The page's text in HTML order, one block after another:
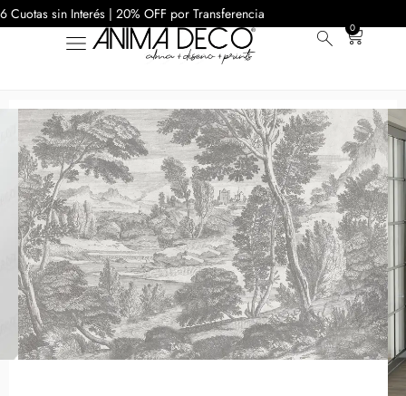
6 Cuotas sin Interés | 20% OFF por Transferencia
0